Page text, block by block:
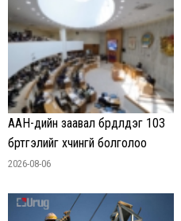
ААН-үүдийн заавал бүрдүүлдэг 103
бүртгэлийг хүчингүй болголоо
2026-08-06